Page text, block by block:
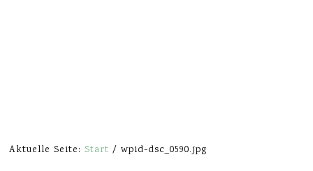
Aktuelle Seite:Start / wpid-dsc_0590.jpg